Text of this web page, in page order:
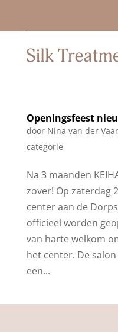
Openingsfeest
door Nina van der
categorie
Na 3 maanden
zover! Op zaterdag
center aan de
officieel worden
van harte welkom
het center. De
een...